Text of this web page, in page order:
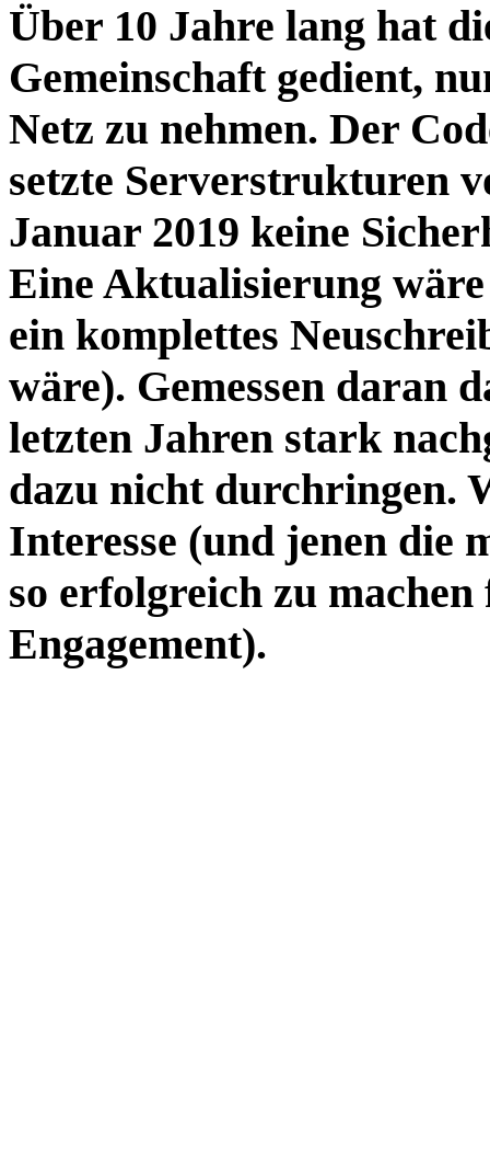
Über 10 Jahre lang hat
Gemeinschaft gedient,
Netz zu nehmen. Der
setzte Serverstrukturen
Januar 2019 keine
Eine Aktualisierung wäre
ein komplettes
wäre). Gemessen daran
letzten Jahren stark
dazu nicht durchringen.
Interesse (und jenen die
so erfolgreich zu
Engagement).